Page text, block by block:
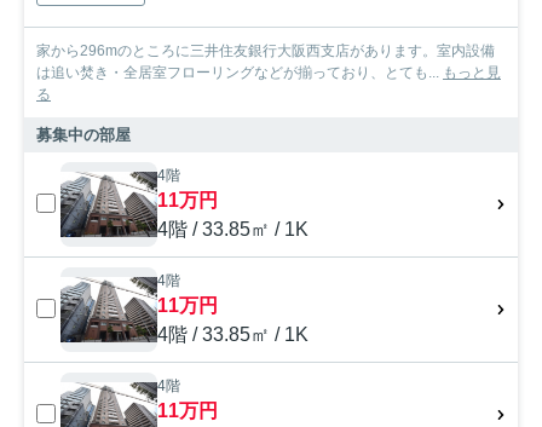
家から296mのところに三井住友銀行大阪西支店があります。室内設備
は追い焚き・全居室フローリングなどが揃っており、とても... もっと見
る
募集中の部屋
4階
11万円
4階 / 33.85㎡ / 1K
4階
11万円
4階 / 33.85㎡ / 1K
4階
11万円